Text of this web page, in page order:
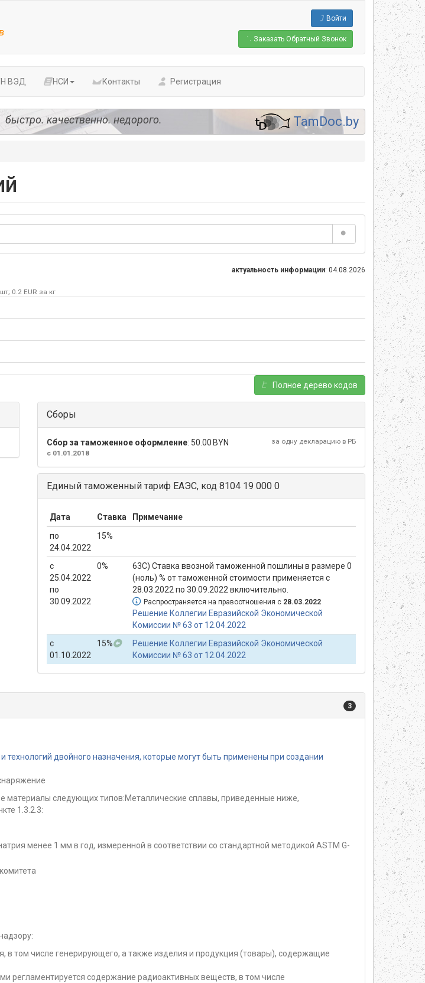
Войти
Заказать Обратный Звонок
ВЭД НСИ Контакты Регистрация
TamDoc.by
быстро. качественно. недорого.
актуальность информации: 04.08.2026
0.2 EUR за кг
Полное дерево кодов
Сборы
Сбор за таможенное оформление: 50.00 BYN
за одну декларацию в РБ
с 01.01.2018
Единый таможенный тариф ЕАЭС, код 8104 19 000 0
Дата Ставка
Примечание
по
24.04.2022
15%
с
25.04.2022
по
30.09.2022
0%
63С) Ставка ввозной таможенной пошлины в размере 0
(ноль) % от таможенной стоимости применяется с
28.03.2022 по 30.09.2022 включительно.
Распространяется на правоотношения с 28.03.2022
Решение Коллегии Евразийской Экономической
Комиссии № 63 от 12.04.2022
с
01.10.2022
15%
Решение Коллегии Евразийской Экономической
Комиссии № 63 от 12.04.2022
3
двойного назначения, которые могут быть применены при создании
материалы следующих типов:Металлические сплавы, приведенные ниже,
1.3.2.3:
менее 1 мм в год, измеренной в соответствии со стандартной методикой ASTM G-
том числе генерирующего, а также изделия и продукция (товары), содержащие
регламентируется содержание радиоактивных веществ, в том числе